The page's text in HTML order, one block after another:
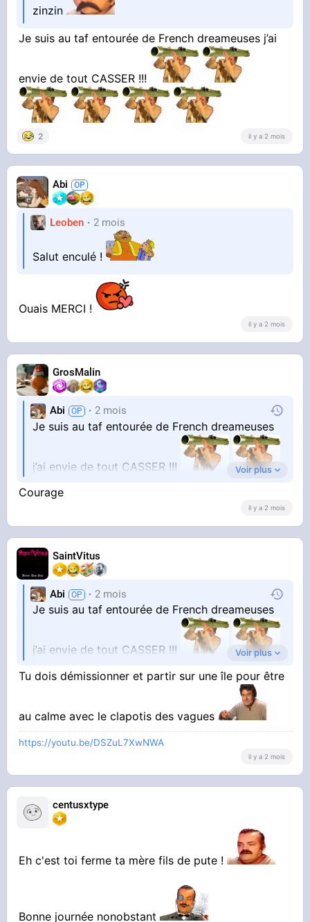
zinzin
Je suis au taf entourée de French dreameuses j’ai
envie de tout CASSER !!!
2 il y a 2 mois
Abi
Leoben 2 mois
Salut enculé !
Ouais MERCI !
il y a 2 mois
GrosMalin
Abi 2 mois
Je suis au taf entourée de French dreameuses
j’ai envie de tout CASSER !!! Voir plus
Courage
il y a 2 mois
SaintVitus
Abi 2 mois
Je suis au taf entourée de French dreameuses
j’ai envie de tout CASSER !!! Voir plus
Tu dois démissionner et partir sur une île pour être
au calme avec le clapotis des vagues
https://youtu.be/DSZuL7XwNWA
il y a 2 mois
centusxtype
Eh c'est toi ferme ta mère fils de pute !
Bonne journée nonobstant